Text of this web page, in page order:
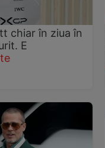
chiar în ziua în
E